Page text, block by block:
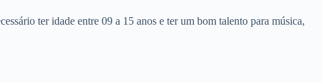
ter idade entre 09 a 15 anos e ter um bom talento para música,